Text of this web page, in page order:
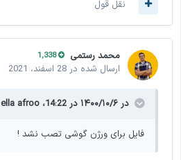
نقل قول
محمد رستمی 1,338
ارسال شده در 28 اسفند، 2021
در ۱۴۰۰/۱۰/۶ در 14:22، ella afroo
فایل برای ورژن گوشی تصب نشد !